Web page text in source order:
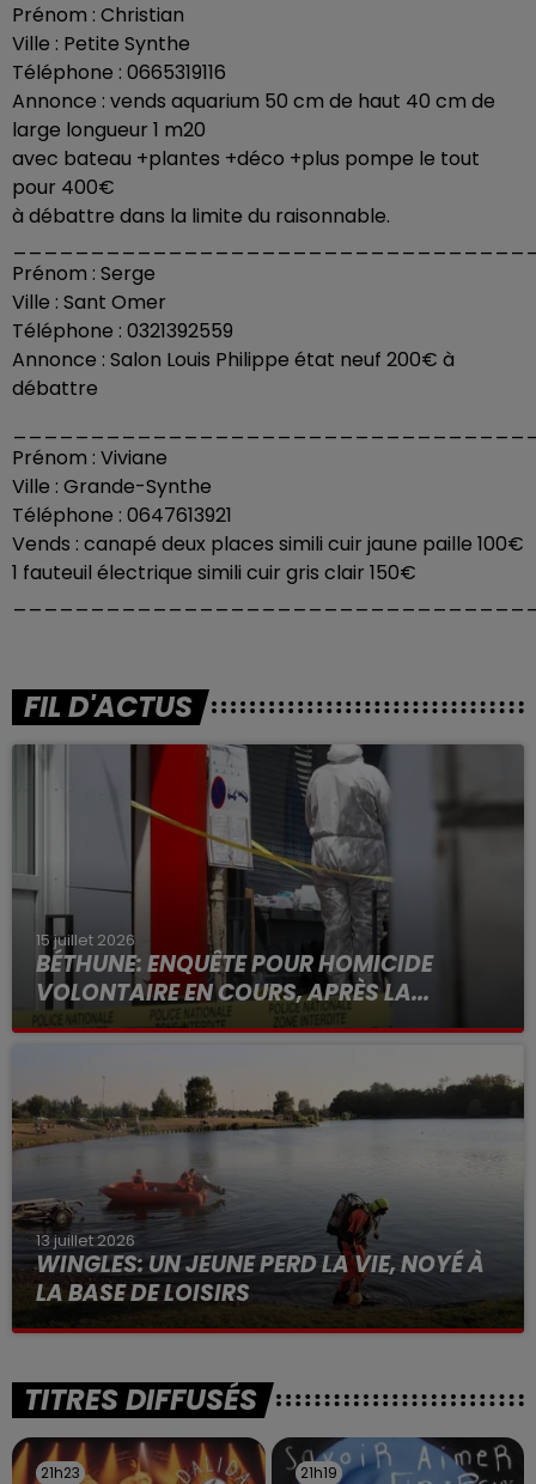
Prénom : Christian
Ville : Petite Synthe
Téléphone : 0665319116
Annonce : vends aquarium 50 cm de haut 40 cm de
large longueur 1 m20
avec bateau +plantes +déco +plus pompe le tout
pour 400€
à débattre dans la limite du raisonnable.
Prénom : Serge
Ville : Sant Omer
Téléphone : 0321392559
Annonce : Salon Louis Philippe état neuf 200€ à
débattre
Prénom : Viviane
Ville : Grande-Synthe
Téléphone : 0647613921
Vends : canapé deux places simili cuir jaune paille 100€
1 fauteuil électrique simili cuir gris clair 150€
FIL D'ACTUS
15 juillet 2026
BÉTHUNE: ENQUÊTE POUR HOMICIDE
VOLONTAIRE EN COURS, APRÈS LA...
Selon les premiers éléments, le logement servait
13 juillet 2026
WINGLES: UN JEUNE PERD LA VIE, NOYÉ À
LA BASE DE LOISIRS
La victime a coulé à pic
TITRES DIFFUSÉS
21h23
21h23 21h19
21h19